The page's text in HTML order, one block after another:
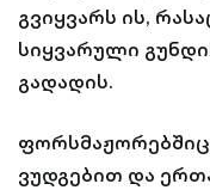
გვიყვარს ის,
სიყვარული
გადადის.
ვუდგებით და